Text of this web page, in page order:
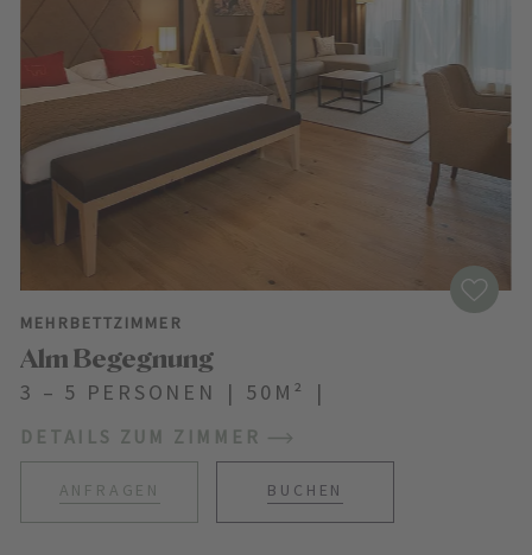
MEHRBETTZIMMER
Alm Begegnung
3 – 5 PERSONEN | 50M² |
DETAILS ZUM ZIMMER
ANFRAGEN BUCHEN